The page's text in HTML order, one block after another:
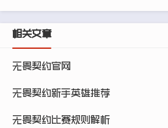
相关文章
无畏契约官网
无畏契约新手英雄推荐
无畏契约比赛规则解析